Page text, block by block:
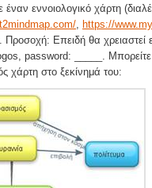
έναν εννοιολογικό χάρτη
, https://
Προσοχή: Επειδή θα χρειαστεί
password: _____. Μπορείτε
χάρτη στο ξεκίνημά του: